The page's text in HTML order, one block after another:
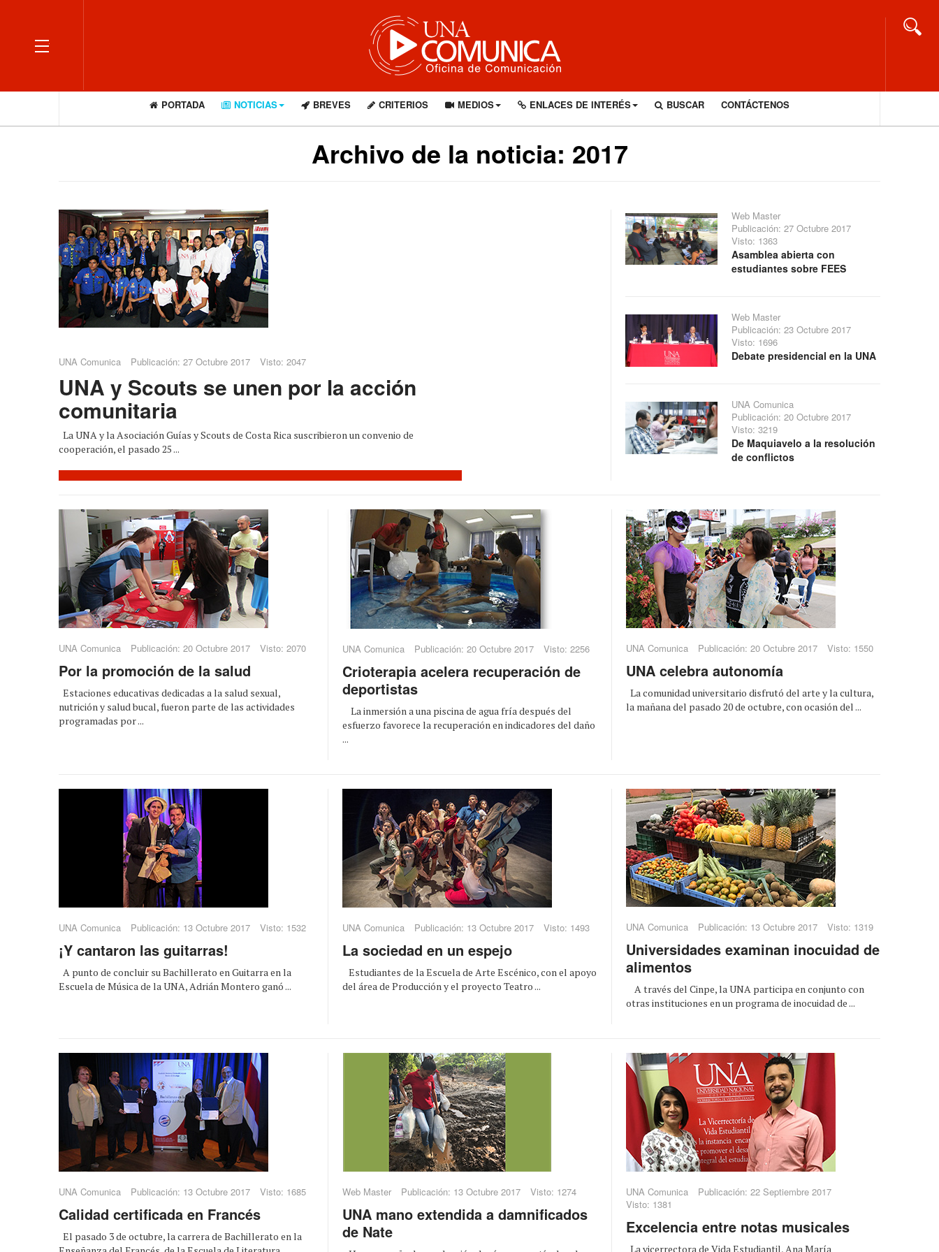
OFF CANVAS
PORTADA NOTICIAS BREVES CRITERIOS MEDIOS ENLACES DE INTERÉS BUSCAR CONTÁCTENOS
Archivo de la noticia: 2017
UNA Comunica Publicación: 27 Octubre 2017 Visto: 2047
UNA y Scouts se unen por la acción
comunitaria
La UNA y la Asociación Guías y Scouts de Costa Rica suscribieron un convenio de
cooperación, el pasado 25 ...
Web Master
Publicación: 27 Octubre 2017
Visto: 1363
Asamblea abierta con
estudiantes sobre FEES
Web Master
Publicación: 23 Octubre 2017
Visto: 1696
Debate presidencial en la UNA
UNA Comunica
Publicación: 20 Octubre 2017
Visto: 3219
De Maquiavelo a la resolución
de conflictos
UNA Comunica Publicación: 20 Octubre 2017 Visto: 2070
Por la promoción de la salud
Estaciones educativas dedicadas a la salud sexual,
nutrición y salud bucal, fueron parte de las actividades
programadas por ...
UNA Comunica Publicación: 20 Octubre 2017 Visto: 2256
Crioterapia acelera recuperación de
deportistas
La inmersión a una piscina de agua fría después del
esfuerzo favorece la recuperación en indicadores del daño
...
UNA Comunica Publicación: 20 Octubre 2017 Visto: 1550
UNA celebra autonomía
La comunidad universitario disfrutó del arte y la cultura,
la mañana del pasado 20 de octubre, con ocasión del ...
UNA Comunica Publicación: 13 Octubre 2017 Visto: 1532
¡Y cantaron las guitarras!
A punto de concluir su Bachillerato en Guitarra en la
Escuela de Música de la UNA, Adrián Montero ganó ...
UNA Comunica Publicación: 13 Octubre 2017 Visto: 1493
La sociedad en un espejo
Estudiantes de la Escuela de Arte Escénico, con el apoyo
del área de Producción y el proyecto Teatro ...
UNA Comunica Publicación: 13 Octubre 2017 Visto: 1319
Universidades examinan inocuidad de
alimentos
A través del Cinpe, la UNA participa en conjunto con
otras instituciones en un programa de inocuidad de ...
UNA Comunica Publicación: 13 Octubre 2017 Visto: 1685
Calidad certificada en Francés
El pasado 3 de octubre, la carrera de Bachillerato en la
Web Master Publicación: 13 Octubre 2017 Visto: 1274
UNA mano extendida a damnificados
de Nate
UNA Comunica
Publicación: 22 Septiembre 2017
Visto: 1381
Excelencia entre notas musicales
La vicerrectora de Vida Estudiantil, Ana María